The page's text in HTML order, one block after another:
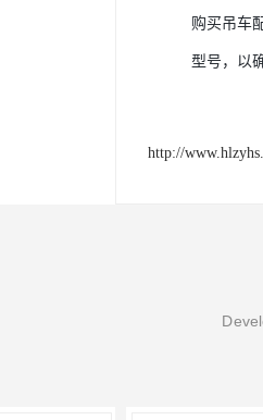
购买吊车
型号，以
http://